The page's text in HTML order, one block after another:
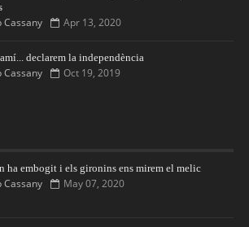
Cassany Apr 13, 2020
declarem la independència
Cassany Oct 19, 2019
ha embogit i els gironins ens mirem el melic
Cassany May 07, 2020